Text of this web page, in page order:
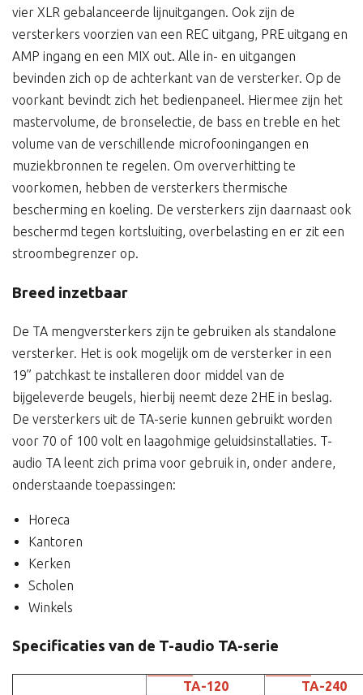
vier XLR gebalanceerde lijnuitgangen. Ook zijn de
versterkers voorzien van een REC uitgang, PRE uitgang en
AMP ingang en een MIX out. Alle in- en uitgangen
bevinden zich op de achterkant van de versterker. Op de
voorkant bevindt zich het bedienpaneel. Hiermee zijn het
mastervolume, de bronselectie, de bass en treble en het
volume van de verschillende microfooningangen en
muziekbronnen te regelen. Om oververhitting te
voorkomen, hebben de versterkers thermische
bescherming en koeling. De versterkers zijn daarnaast ook
beschermd tegen kortsluiting, overbelasting en er zit een
stroombegrenzer op.
Breed inzetbaar
De TA mengversterkers zijn te gebruiken als standalone
versterker. Het is ook mogelijk om de versterker in een
19” patchkast te installeren door middel van de
bijgeleverde beugels, hierbij neemt deze 2HE in beslag.
De versterkers uit de TA-serie kunnen gebruikt worden
voor 70 of 100 volt en laagohmige geluidsinstallaties. T-
audio TA leent zich prima voor gebruik in, onder andere,
onderstaande toepassingen:
Horeca
Kantoren
Kerken
Scholen
Winkels
Specificaties van de T-audio TA-serie
TA-120 TA-240